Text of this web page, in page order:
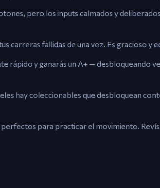
pero los inputs calmados y
carreras fallidas de una vez. Es gracioso y
rápido y ganarás un A+ — desbloqueando
hay coleccionables que desbloquean
para practicar el movimiento.